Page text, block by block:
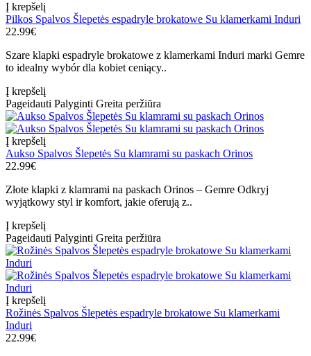
Į krepšelį
Pilkos Spalvos Šlepetės espadryle brokatowe Su klamerkami Induri
22.99€
Szare klapki espadryle brokatowe z klamerkami Induri marki Gemre
to idealny wybór dla kobiet ceniący..
Į krepšelį
Pageidauti Palyginti Greita peržiūra
Į krepšelį
Aukso Spalvos Šlepetės Su klamrami su paskach Orinos
22.99€
Złote klapki z klamrami na paskach Orinos – Gemre Odkryj
wyjątkowy styl ir komfort, jakie oferują z..
Į krepšelį
Pageidauti Palyginti Greita peržiūra
Į krepšelį
Rožinės Spalvos Šlepetės espadryle brokatowe Su klamerkami
Induri
22.99€